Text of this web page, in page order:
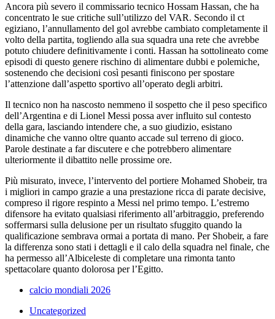
Ancora più severo il commissario tecnico Hossam Hassan, che ha
concentrato le sue critiche sull’utilizzo del VAR. Secondo il ct
egiziano, l’annullamento del gol avrebbe cambiato completamente il
volto della partita, togliendo alla sua squadra una rete che avrebbe
potuto chiudere definitivamente i conti. Hassan ha sottolineato come
episodi di questo genere rischino di alimentare dubbi e polemiche,
sostenendo che decisioni così pesanti finiscono per spostare
l’attenzione dall’aspetto sportivo all’operato degli arbitri.
Il tecnico non ha nascosto nemmeno il sospetto che il peso specifico
dell’Argentina e di Lionel Messi possa aver influito sul contesto
della gara, lasciando intendere che, a suo giudizio, esistano
dinamiche che vanno oltre quanto accade sul terreno di gioco.
Parole destinate a far discutere e che potrebbero alimentare
ulteriormente il dibattito nelle prossime ore.
Più misurato, invece, l’intervento del portiere Mohamed Shobeir, tra
i migliori in campo grazie a una prestazione ricca di parate decisive,
compreso il rigore respinto a Messi nel primo tempo. L’estremo
difensore ha evitato qualsiasi riferimento all’arbitraggio, preferendo
soffermarsi sulla delusione per un risultato sfuggito quando la
qualificazione sembrava ormai a portata di mano. Per Shobeir, a fare
la differenza sono stati i dettagli e il calo della squadra nel finale, che
ha permesso all’Albiceleste di completare una rimonta tanto
spettacolare quanto dolorosa per l’Egitto.
calcio mondiali 2026
Uncategorized